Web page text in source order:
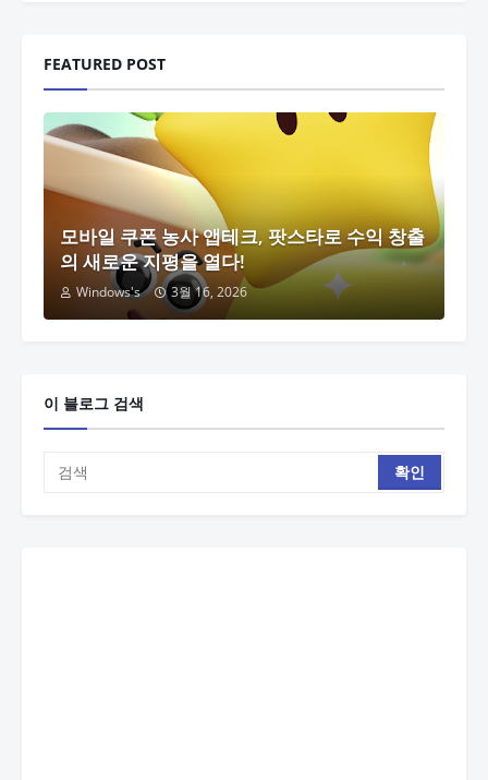
FEATURED POST
모바일 쿠폰 농사 앱테크, 팟스타로 수익 창출
의 새로운 지평을 열다!
Windows's 3월 16, 2026
이 블로그 검색